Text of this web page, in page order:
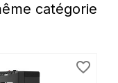
catégorie
favorite_border